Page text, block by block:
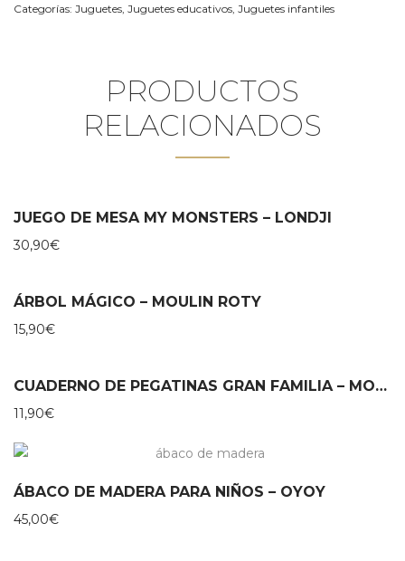
Categorías: Juguetes Juguetes educativos Juguetes infantiles
PRODUCTOS
RELACIONADOS
JUEGO DE MESA MY MONSTERS – LONDJI
30,90€
ÁRBOL MÁGICO – MOULIN ROTY
15,90€
CUADERNO DE PEGATINAS GRAN FAMILIA – MOULIN ROTY
11,90€
ÁBACO DE MADERA PARA NIÑOS – OYOY
45,00€